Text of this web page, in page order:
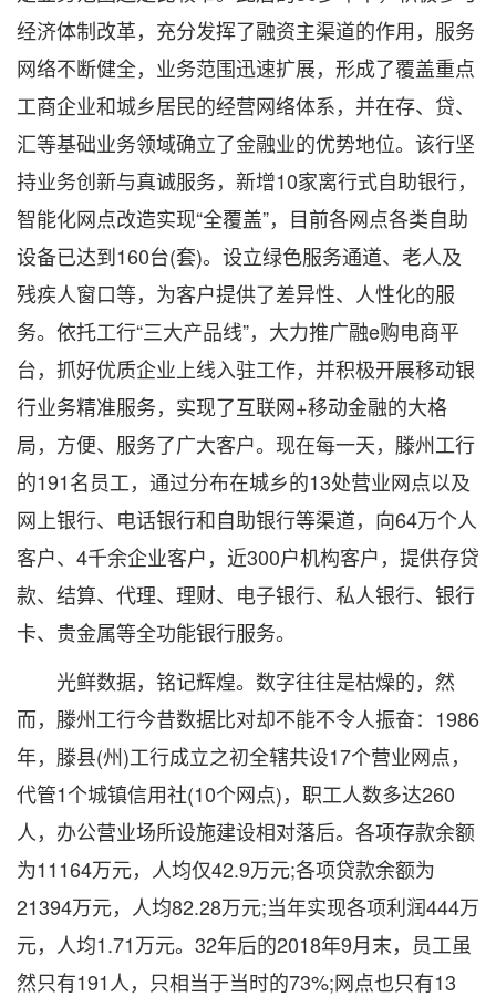
经济体制改革，充分发挥了融资主渠道的作用，服务
网络不断健全，业务范围迅速扩展，形成了覆盖重点
工商企业和城乡居民的经营网络体系，并在存、贷、
汇等基础业务领域确立了金融业的优势地位。该行坚
持业务创新与真诚服务，新增10家离行式自助银行，
智能化网点改造实现“全覆盖”，目前各网点各类自助
设备已达到160台(套)。设立绿色服务通道、老人及
残疾人窗口等，为客户提供了差异性、人性化的服
务。依托工行“三大产品线”，大力推广融e购电商平
台，抓好优质企业上线入驻工作，并积极开展移动银
行业务精准服务，实现了互联网+移动金融的大格
局，方便、服务了广大客户。现在每一天，滕州工行
的191名员工，通过分布在城乡的13处营业网点以及
网上银行、电话银行和自助银行等渠道，向64万个人
客户、4千余企业客户，近300户机构客户，提供存贷
款、结算、代理、理财、电子银行、私人银行、银行
卡、贵金属等全功能银行服务。
光鲜数据，铭记辉煌。数字往往是枯燥的，然
而，滕州工行今昔数据比对却不能不令人振奋：1986
年，滕县(州)工行成立之初全辖共设17个营业网点，
代管1个城镇信用社(10个网点)，职工人数多达260
人，办公营业场所设施建设相对落后。各项存款余额
为11164万元，人均仅42.9万元;各项贷款余额为
21394万元，人均82.28万元;当年实现各项利润444万
元，人均1.71万元。32年后的2018年9月末，员工虽
然只有191人，只相当于当时的73%;网点也只有13